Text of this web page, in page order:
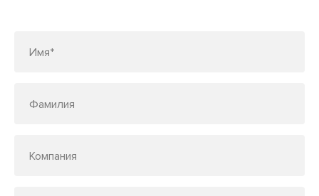
Имя*
Фамилия
Компания